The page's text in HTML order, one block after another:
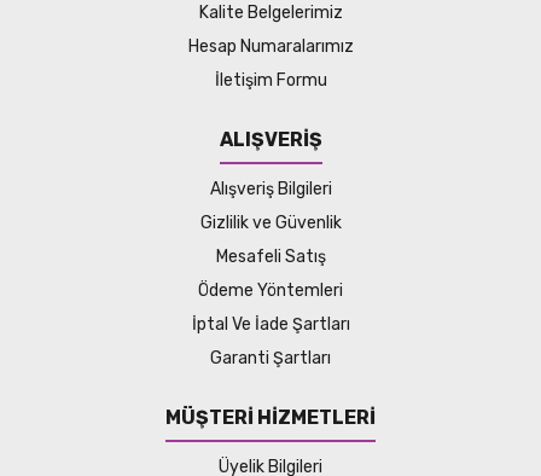
Kalite Belgelerimiz
Hesap Numaralarımız
İletişim Formu
ALIŞVERİŞ
Alışveriş Bilgileri
Gizlilik ve Güvenlik
Mesafeli Satış
Ödeme Yöntemleri
İptal Ve İade Şartları
Garanti Şartları
MÜŞTERİ HİZMETLERİ
Üyelik Bilgileri